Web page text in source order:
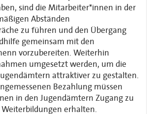
sind die Mitarbeiter*innen in der
Abständen
zu führen und den Übergang
gemeinsam mit den
vorzubereiten. Weiterhin
umgesetzt werden, um die
attraktiver zu gestalten.
Bezahlung müssen
in den Jugendämtern Zugang zu
erhalten.